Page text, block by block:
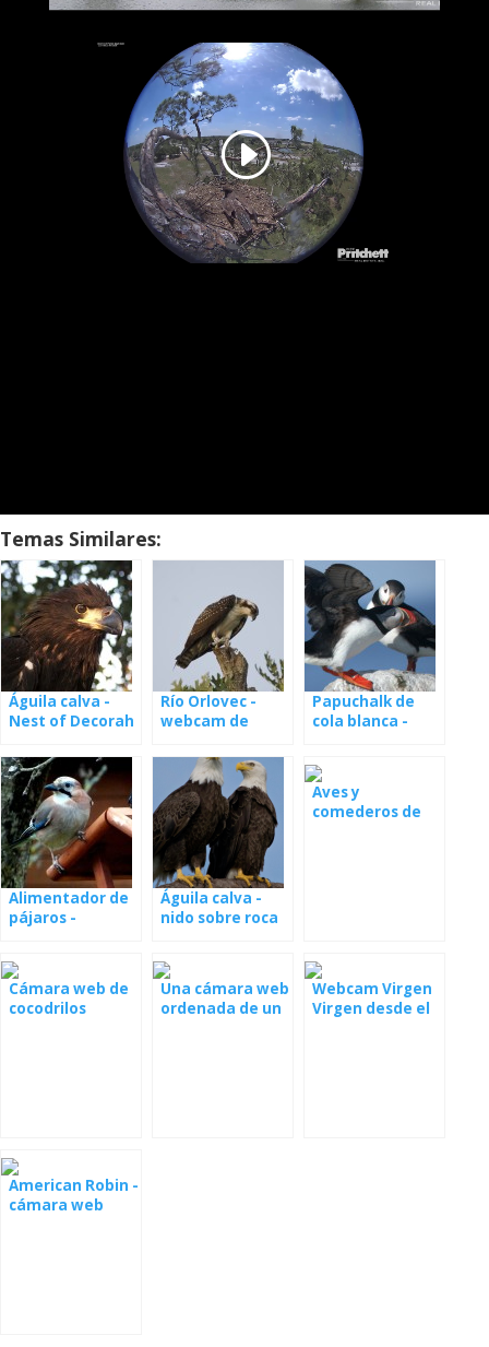
Temas Similares:
Águila calva -
Nest of Decorah
Río Orlovec -
webcam de
Papuchalk de
cola blanca -
el nido
Alimentador de
pájaros -
Águila calva -
nido sobre roca
Aves y
comederos de
Cámara web de
cocodrilos
Una cámara web
ordenada de un
Webcam Virgen
Virgen desde el
American Robin -
cámara web